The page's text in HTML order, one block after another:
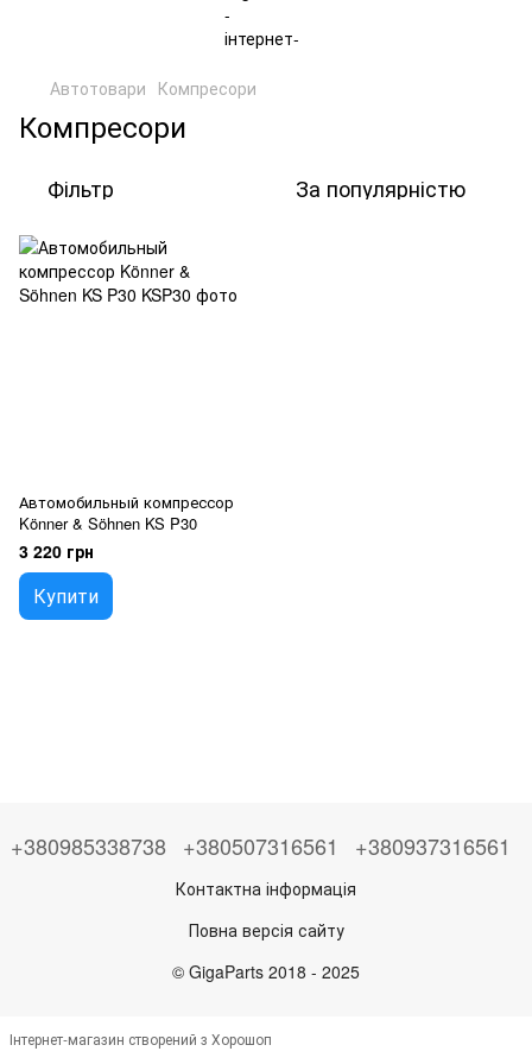
Автотовари Компресори
Компресори
Фільтр За популярністю
Автомобильный компрессор
Könner & Söhnen KS P30
3 220 грн
Купити
+380985338738 +380507316561 +380937316561
Контактна інформація
Повна версія сайту
© GigaParts 2018 - 2025
Інтернет-магазин створений з Хорошоп